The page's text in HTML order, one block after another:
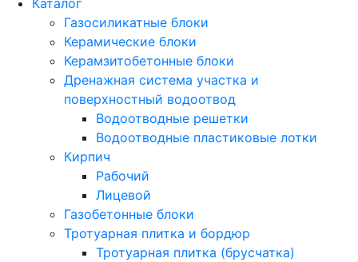
Газосиликатные блоки
Керамические блоки
Керамзитобетонные блоки
Дренажная система участка и
поверхностный водоотвод
Водоотводные решетки
Водоотводные пластиковые лотки
Кирпич
Рабочий
Лицевой
Газобетонные блоки
Тротуарная плитка и бордюр
Тротуарная плитка (брусчатка)